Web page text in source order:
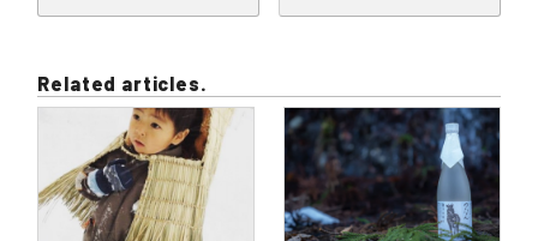
Related articles.